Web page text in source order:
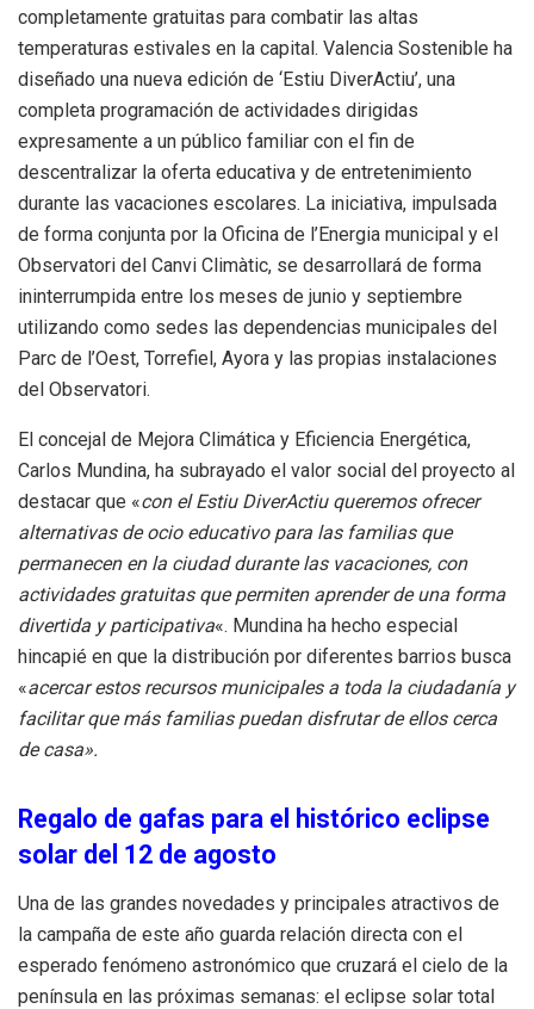
completamente gratuitas para combatir las altas
temperaturas estivales en la capital. Valencia Sostenible ha
diseñado una nueva edición de ‘Estiu DiverActiu’, una
completa programación de actividades dirigidas
expresamente a un público familiar con el fin de
descentralizar la oferta educativa y de entretenimiento
durante las vacaciones escolares. La iniciativa, impulsada
de forma conjunta por la Oficina de l’Energia municipal y el
Observatori del Canvi Climàtic, se desarrollará de forma
ininterrumpida entre los meses de junio y septiembre
utilizando como sedes las dependencias municipales del
Parc de l’Oest, Torrefiel, Ayora y las propias instalaciones
del Observatori.
El concejal de Mejora Climática y Eficiencia Energética,
Carlos Mundina, ha subrayado el valor social del proyecto al
destacar que «con el Estiu DiverActiu queremos ofrecer
alternativas de ocio educativo para las familias que
permanecen en la ciudad durante las vacaciones, con
actividades gratuitas que permiten aprender de una forma
divertida y participativa«. Mundina ha hecho especial
hincapié en que la distribución por diferentes barrios busca
«acercar estos recursos municipales a toda la ciudadanía y
facilitar que más familias puedan disfrutar de ellos cerca
de casa».
Regalo de gafas para el histórico eclipse
solar del 12 de agosto
Una de las grandes novedades y principales atractivos de
la campaña de este año guarda relación directa con el
esperado fenómeno astronómico que cruzará el cielo de la
península en las próximas semanas: el eclipse solar total